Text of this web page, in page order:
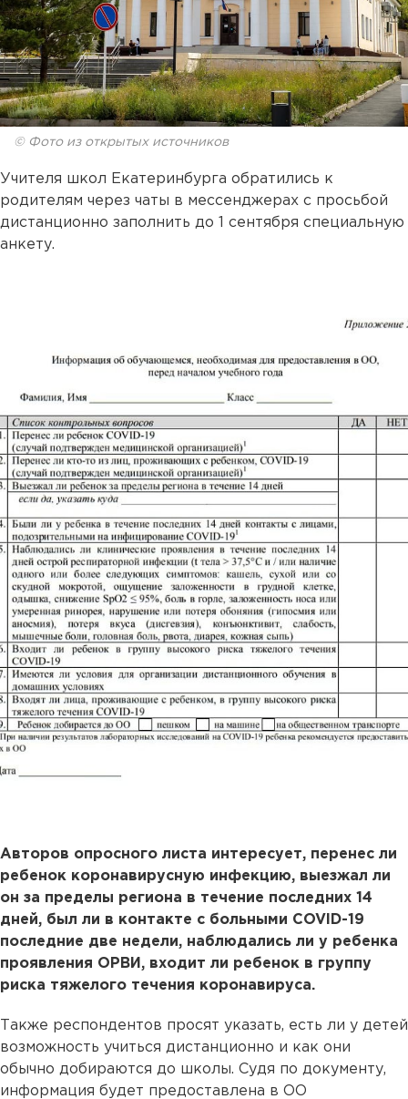
© Фото из открытых источников
Учителя школ Екатеринбурга обратились к
родителям через чаты в мессенджерах с просьбой
дистанционно заполнить до 1 сентября специальную
анкету.
Авторов опросного листа интересует, перенес ли
ребенок коронавирусную инфекцию, выезжал ли
он за пределы региона в течение последних 14
дней, был ли в контакте с больными COVID-19
последние две недели, наблюдались ли у ребенка
проявления ОРВИ, входит ли ребенок в группу
риска тяжелого течения коронавируса.
Также респондентов просят указать, есть ли у детей
возможность учиться дистанционно и как они
обычно добираются до школы. Судя по документу,
информация будет предоставлена в ОО